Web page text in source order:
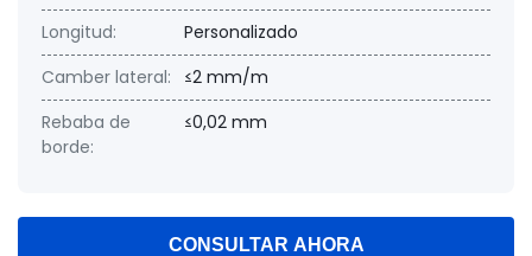
Longitud:
Personalizado
Camber lateral:
≤2 mm/m
Rebaba de
borde:
≤0,02 mm
CONSULTAR AHORA